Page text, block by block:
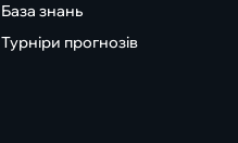
База знань
Турніри прогнозів